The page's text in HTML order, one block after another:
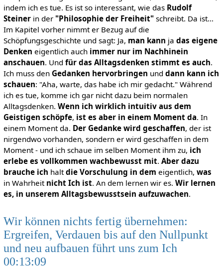
indem ich es tue. Es ist so interessant, wie das Rudolf
Steinerin der "Philosophie der Freiheit"schreibt. Da ist…
Im Kapitel vorher nimmt er Bezug auf die
Schöpfungsgeschichte und sagt: Ja, man kann ja das eigene
Denken eigentlich auch immer nur im Nachhinein
anschauen. Und für das Alltagsdenken stimmt es auch.
Ich muss den Gedanken hervorbringen und dann kann ich
schauen: "Aha, warte, das habe ich mir gedacht." Während
ich es tue, komme ich gar nicht dazu beim normalen
Alltagsdenken. Wenn ich wirklich intuitiv aus dem
Geistigen schöpfe, ist es aber in einem Moment da. In
einem Moment da. Der Gedanke wird geschaffen, der ist
nirgendwo vorhanden, sondern er wird geschaffen in dem
Moment - und ich schaue im selben Moment ihm zu, ich
erlebe es vollkommen wachbewusst mit. Aber dazu
brauche ich haltdie Vorschulung in dem eigentlich, was
in Wahrheit nicht Ich ist. An dem lernen wir es. Wir lernen
es, in unserem Alltagsbewusstsein aufzuwachen.
Wir können nichts fertig übernehmen:
Ergreifen, Verdauen bis auf den Nullpunkt
und neu aufbauen führt uns zum Ich
00:13:09